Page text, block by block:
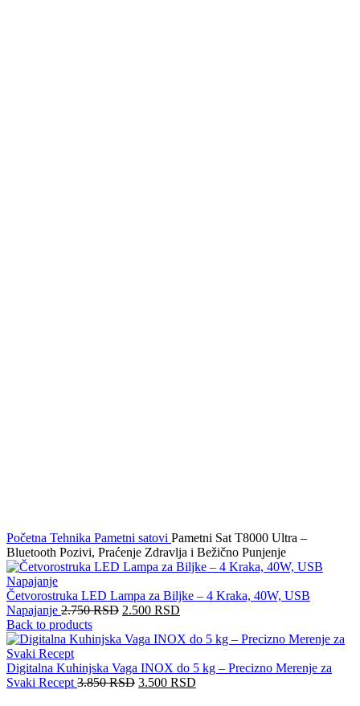
Početna Tehnika Pametni satovi Pametni Sat T8000 Ultra –
Bluetooth Pozivi, Praćenje Zdravlja i Bežično Punjenje
Četvorostruka LED Lampa za Biljke – 4 Kraka, 40W, USB
Napajanje 2.750RSD 2.500 RSD
Back to products
Digitalna Kuhinjska Vaga INOX do 5 kg – Precizno Merenje za
Svaki Recept3.850RSD 3.500 RSD